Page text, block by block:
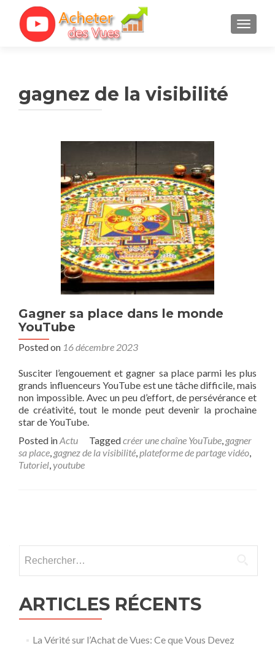
gagnez de la visibilité
Gagner sa place dans le monde
YouTube
Posted on 16 décembre 2023
Susciter l’engouement et gagner sa place parmi les plus
grands influenceurs YouTube est une tâche difficile, mais
non impossible. Avec un peu d’effort, de persévérance et
de créativité, tout le monde peut devenir la prochaine
star de YouTube.
Posted inActu Taggedcréer une chaîne YouTube, gagner
sa place, gagnez de la visibilité,plateforme de partage vidéo,
Tutoriel,youtube
ARTICLES RÉCENTS
La Vérité sur l’Achat de Vues: Ce que Vous Devez